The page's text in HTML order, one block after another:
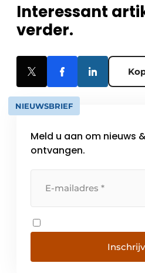
Interessant
verder.
NIEUWSBRIEF
Meld u aan om nieuws
ontvangen.